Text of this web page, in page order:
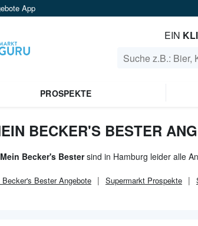
App
EIN
PROSPEKTE
BECKER'S BESTER
Mein Becker's Bestersind in Hamburg leider alle
Becker's BesterAngebote Supermarkt Prospekte